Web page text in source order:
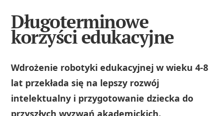
Długoterminowe
korzyści edukacyjne
Wdrożenie robotyki edukacyjnej w wieku 4-8
lat przekłada się na lepszy rozwój
intelektualny i przygotowanie dziecka do
przyszłych wyzwań akademickich.